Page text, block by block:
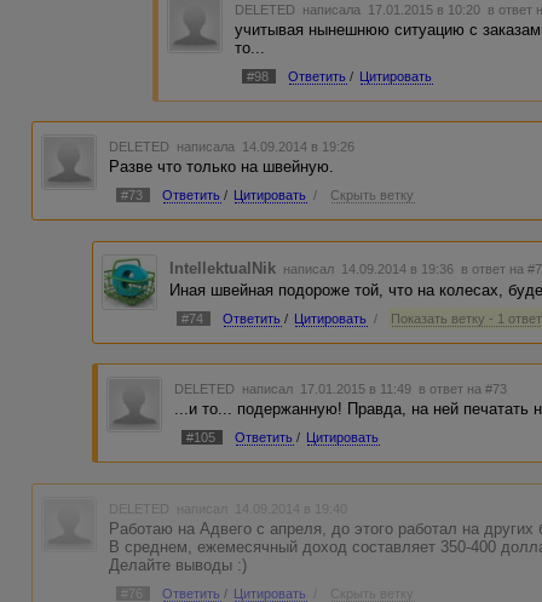
DELETED написала 17.01.2015 в 10:20 в ответ
учитывая нынешнюю ситуацию с
то...
#98 Ответить / Цитировать
DELETED написала 14.09.2014 в 19:26
Разве что только на швейную.
#73 Ответить / Цитировать / Скрыть ветку
IntellektualNik написал 14.09.2014 в 19:36 в ответ на
Иная швейная подороже той, что на колесах,
#74 Ответить / Цитировать / Показать ветку - 1 ответ
DELETED написал 17.01.2015 в 11:49 в ответ на #73
...и то... подержанную! Правда, на ней печатать
#105 Ответить / Цитировать
DELETED написал 14.09.2014 в 19:40
Работаю на Адвего с апреля, до этого работал на других
В среднем, ежемесячный доход составляет 350-400
Делайте выводы :)
#76 Ответить / Цитировать Скрыть ветку